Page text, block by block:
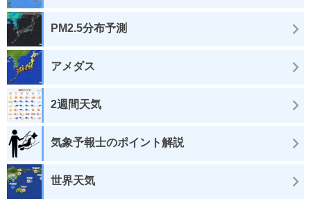
PM2.5分布予測
アメダス
2週間天気
気象予報士のポイント解説
世界天気